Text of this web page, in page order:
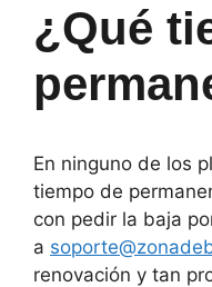
¿Qué
En ninguno de los
tiempo de
con pedir la baja
a
renovación y tan